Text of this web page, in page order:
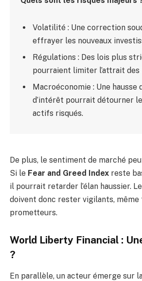
Volatilité : Une correction
effrayer les nouveaux
Régulations : Des lois plus
pourraient limiter l’attrait des
Macroéconomie : Une hausse
d’intérêt pourrait détourner
actifs risqués.
De plus, le sentiment de marché
Si le Fear and Greed Index reste
il pourrait retarder l’élan haussier.
doivent donc rester vigilants, même
prometteurs.
World Liberty Financial :
?
En parallèle, un acteur émerge sur